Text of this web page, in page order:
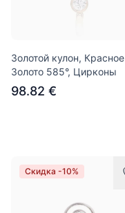
Золотой кулон, Красное
Золото 585°, Цирконы
98.82 €
Скидка -10%